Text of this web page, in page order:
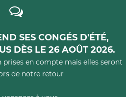
SES CONGÉS D'ÉTÉ,
DÈS LE 26 AOÛT 2026.
en compte mais elles seront
de notre retour